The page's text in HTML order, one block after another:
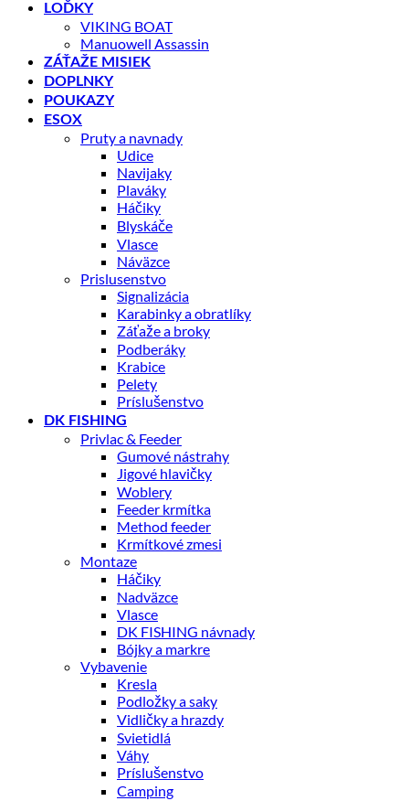
LOĎKY
VIKING BOAT
Manuowell Assassin
ZÁŤAŽE MISIEK
DOPLNKY
POUKAZY
ESOX
Pruty a navnady
Udice
Navijaky
Plaváky
Háčiky
Blyskáče
Vlasce
Náväzce
Prislusenstvo
Signalizácia
Karabinky a obratlíky
Záťaže a broky
Podberáky
Krabice
Pelety
Príslušenstvo
DK FISHING
Privlac & Feeder
Gumové nástrahy
Jigové hlavičky
Woblery
Feeder krmítka
Method feeder
Krmítkové zmesi
Montaze
Háčiky
Nadväzce
Vlasce
DK FISHING návnady
Bójky a markre
Vybavenie
Kresla
Podložky a saky
Vidličky a hrazdy
Svietidlá
Váhy
Príslušenstvo
Camping